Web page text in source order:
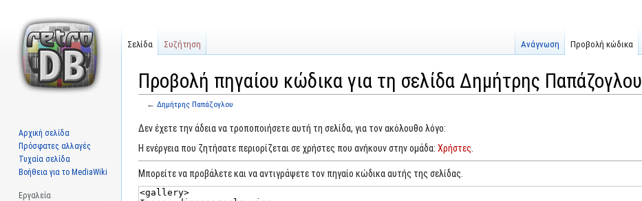
Προβολή πηγαίου κώδικα για τη σελίδα Δημήτρης Παπάζογλου
← Δημήτρης Παπάζογλου
Μετάβαση
στην
Πήδηση
στην
Δεν έχετε την άδεια να τροποποιήσετε αυτή τη σελίδα, για τον ακόλουθο λόγο:
Η ενέργεια που ζητήσατε περιορίζεται σε χρήστες που ανήκουν στην ομάδα: Χρήστες
Μπορείτε να προβάλετε και να αντιγράψετε τον πηγαίο κώδικα αυτής της σελίδας.
Σελίδα Συζήτηση Ανάγνωση Προβολή κώδικα
Αρχική σελίδα
Πρόσφατες αλλαγές
Τυχαία σελίδα
Βοήθεια για το MediaWiki
Εργαλεία